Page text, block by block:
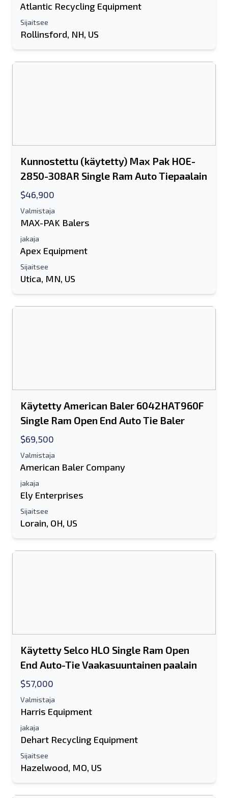
Atlantic Recycling Equipment
Sijaitsee
Rollinsford, NH, US
Kunnostettu (käytetty) Max Pak HOE-
2850-308AR Single Ram Auto Tiepaalain
$46,900
Valmistaja
MAX-PAK Balers
jakaja
Apex Equipment
Sijaitsee
Utica, MN, US
Käytetty American Baler 6042HAT960F
Single Ram Open End Auto Tie Baler
$69,500
Valmistaja
American Baler Company
jakaja
Ely Enterprises
Sijaitsee
Lorain, OH, US
Käytetty Selco HLO Single Ram Open
End Auto-Tie Vaakasuuntainen paalain
$57,000
Valmistaja
Harris Equipment
jakaja
Dehart Recycling Equipment
Sijaitsee
Hazelwood, MO, US